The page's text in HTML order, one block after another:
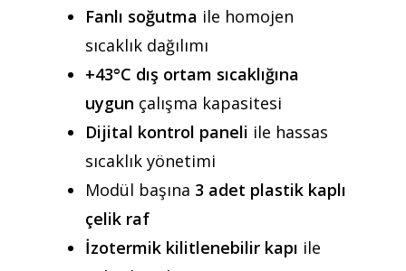
Fanlı soğutma ile homojen
sıcaklık dağılımı
+43°C dış ortam sıcaklığına
uygun çalışma kapasitesi
Dijital kontrol paneli ile hassas
sıcaklık yönetimi
Modül başına 3 adet plastik kaplı
çelik raf
İzotermik kilitlenebilir kapı ile